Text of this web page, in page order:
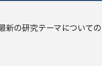
新の研究テーマについての